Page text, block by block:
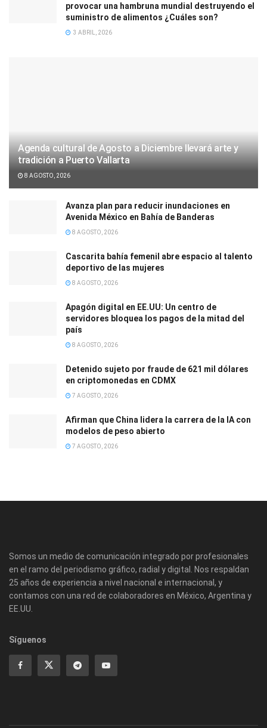
provocar una hambruna mundial destruyendo el
suministro de alimentos ¿Cuáles son?
3 ABRIL, 2026
Agenda cultural de Agosto a Diciembre llevará arte y
tradición a Puerto Vallarta
8 AGOSTO, 2026
Avanza plan para reducir inundaciones en
Avenida México en Bahía de Banderas
8 AGOSTO, 2026
Cascarita bahía femenil abre espacio al talento
deportivo de las mujeres
8 AGOSTO, 2026
Apagón digital en EE.UU: Un centro de
servidores bloquea los pagos de la mitad del
país
8 AGOSTO, 2026
Detenido sujeto por fraude de 621 mil dólares
en criptomonedas en CDMX
7 AGOSTO, 2026
Afirman que China lidera la carrera de la IA con
modelos de peso abierto
7 AGOSTO, 2026
Somos un medio de comunicación integrado por profesionales
en el ramo del periodismo gráfico, radial y digital. Nos respaldan
25 años de experiencia a nivel nacional e internacional, y
contamos con una red de colaboradores en México, Argentina y
EE.UU.
Síguenos